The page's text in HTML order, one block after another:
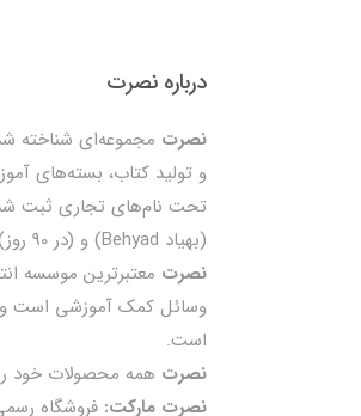
درباره نصرت
نصرت مجموعه‌ای شناخته
و تولید کتاب، بسته‌های
(بهیاد Behyad) و (در 90 روز) فعالیت می‌نماید.
نصرت معتبرترین موسسه
وسائل کمک آموزشی است و
است.
نصرت همه محصولات خود
نصرت مارکت:فروشگاه